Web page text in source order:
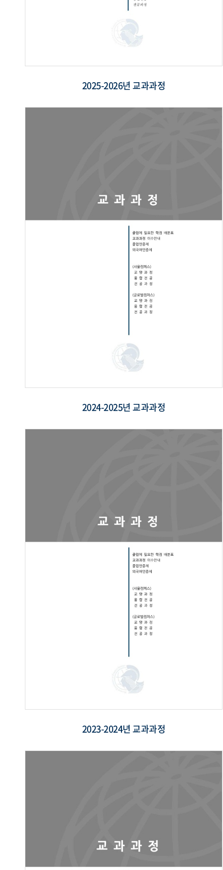
2025-2026년 교과과정
2024-2025년 교과과정
2023-2024년 교과과정